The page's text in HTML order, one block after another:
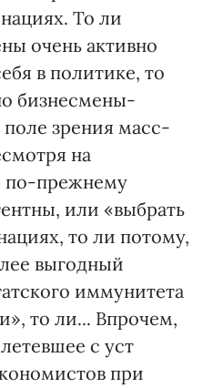
То ли
очень активно
в политике, то
бизнесмены-
зрения масс-
на
по-прежнему
или «выбрать
то ли потому,
выгодный
иммунитета
то ли... Впрочем,
с уст
при